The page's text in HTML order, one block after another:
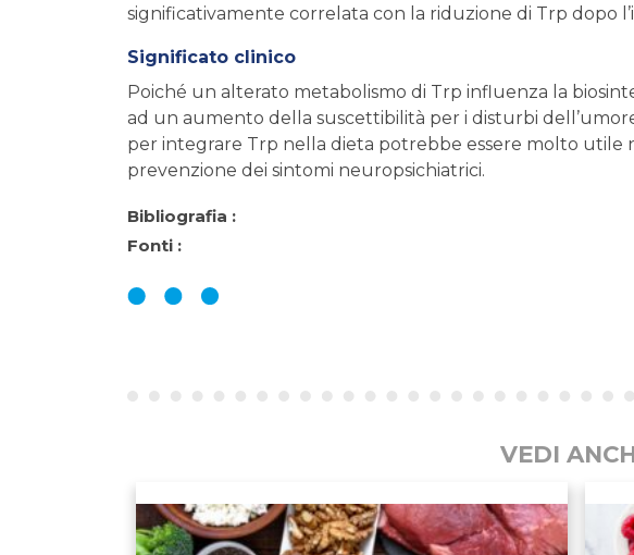
significativamente correlata con la riduzione di Trp dopo
Significato clinico
Poiché un alterato metabolismo di Trp influenza la
ad un aumento della suscettibilità per i disturbi
per integrare Trp nella dieta potrebbe essere molto utile
prevenzione dei sintomi neuropsichiatrici.
Bibliografia :
Fonti :
VEDI